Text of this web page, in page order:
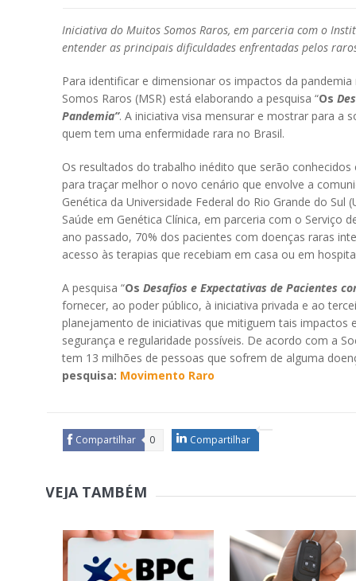
Iniciativa do Muitos Somos Raros, em parceria com o
entender as principais dificuldades enfrentadas pelos
Para identificar e dimensionar os impactos da
Somos Raros (MSR) está elaborando a pesquisa “Os
Pandemia”. A iniciativa visa mensurar e mostrar para a
quem tem uma enfermidade rara no Brasil.
Os resultados do trabalho inédito que serão
para traçar melhor o novo cenário que envolve a
Genética da Universidade Federal do Rio Grande do
Saúde em Genética Clínica, em parceria com o Serviço
ano passado, 70% dos pacientes com doenças raras
acesso às terapias que recebiam em casa ou em
A pesquisa “Os Desafios e Expectativas de Pacientes
fornecer, ao poder público, à iniciativa privada e ao
planejamento de iniciativas que mitiguem tais
segurança e regularidade possíveis. De acordo com a
tem 13 milhões de pessoas que sofrem de alguma
pesquisa: Movimento Raro
Compartilhar 0 Compartilhar
VEJA TAMBÉM